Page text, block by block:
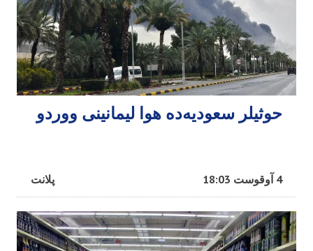
حوثیلر سعودیه‌ده هوا لیمانینی ووردو
پلانت 4 آوقوست 18:03